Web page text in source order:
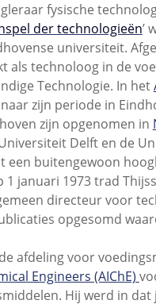
fysische
der technologieën’
universiteit.
als technoloog in de
Technologie. In het
zijn periode in
zijn opgenomen in
Delft en de
buitengewoon
januari 1973 trad
directeur voor
opgesomd
afdeling voor
Engineers (AIChE)
Hij werd in